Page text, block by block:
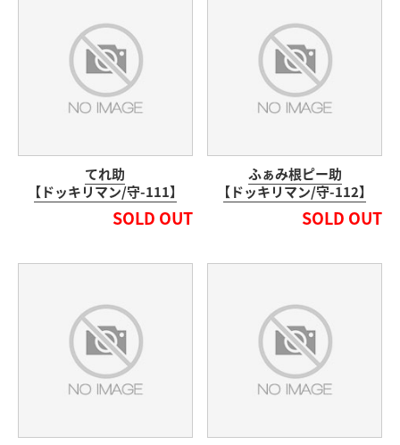
てれ助
【ドッキリマン/守-111】
SOLD OUT
ふぁみ根ピー助
【ドッキリマン/守-112】
SOLD OUT